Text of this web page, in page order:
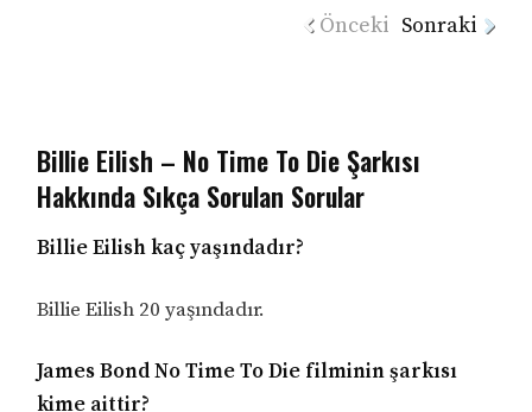
Önceki Sonraki
Billie Eilish – No Time To Die Şarkısı
Hakkında Sıkça Sorulan Sorular
Billie Eilish kaç yaşındadır?
Billie Eilish 20 yaşındadır.
James Bond No Time To Die filminin şarkısı
kime aittir?